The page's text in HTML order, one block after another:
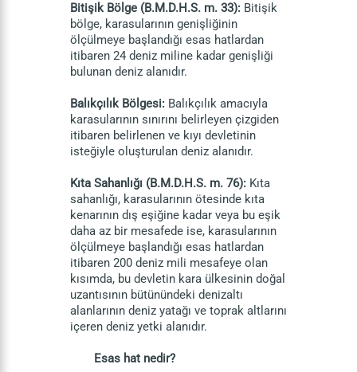
Bitişik Bölge (B.M.D.H.S. m. 33): Bitişik
bölge, karasularının genişliğinin
ölçülmeye başlandığı esas hatlardan
itibaren 24 deniz miline kadar genişliği
bulunan deniz alanıdır.
Balıkçılık Bölgesi: Balıkçılık amacıyla
karasularının sınırını belirleyen çizgiden
itibaren belirlenen ve kıyı devletinin
isteğiyle oluşturulan deniz alanıdır.
Kıta Sahanlığı (B.M.D.H.S. m. 76): Kıta
sahanlığı, karasularının ötesinde kıta
kenarının dış eşiğine kadar veya bu eşik
daha az bir mesafede ise, karasularının
ölçülmeye başlandığı esas hatlardan
itibaren 200 deniz mili mesafeye olan
kısımda, bu devletin kara ülkesinin doğal
uzantısının bütünündeki denizaltı
alanlarının deniz yatağı ve toprak altlarını
içeren deniz yetki alanıdır.
Esas hat nedir?